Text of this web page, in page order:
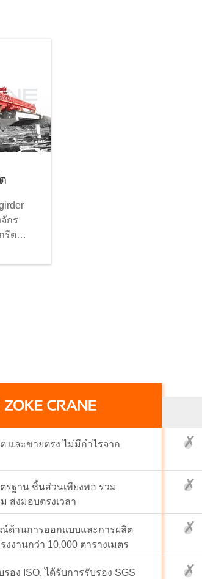
กร
รีต
สุดที่ใช้
ต และขายตรง ไม่มีกำไรจาก
รฐาน ชิ้นส่วนเพียงพอ รวม
ส่งมอบตรงเวลา
ด้านการออกแบบและการผลิต
งงานกว่า 10,000 ตารางเมตร
อง ISO, ได้รับการรับรอง SGS